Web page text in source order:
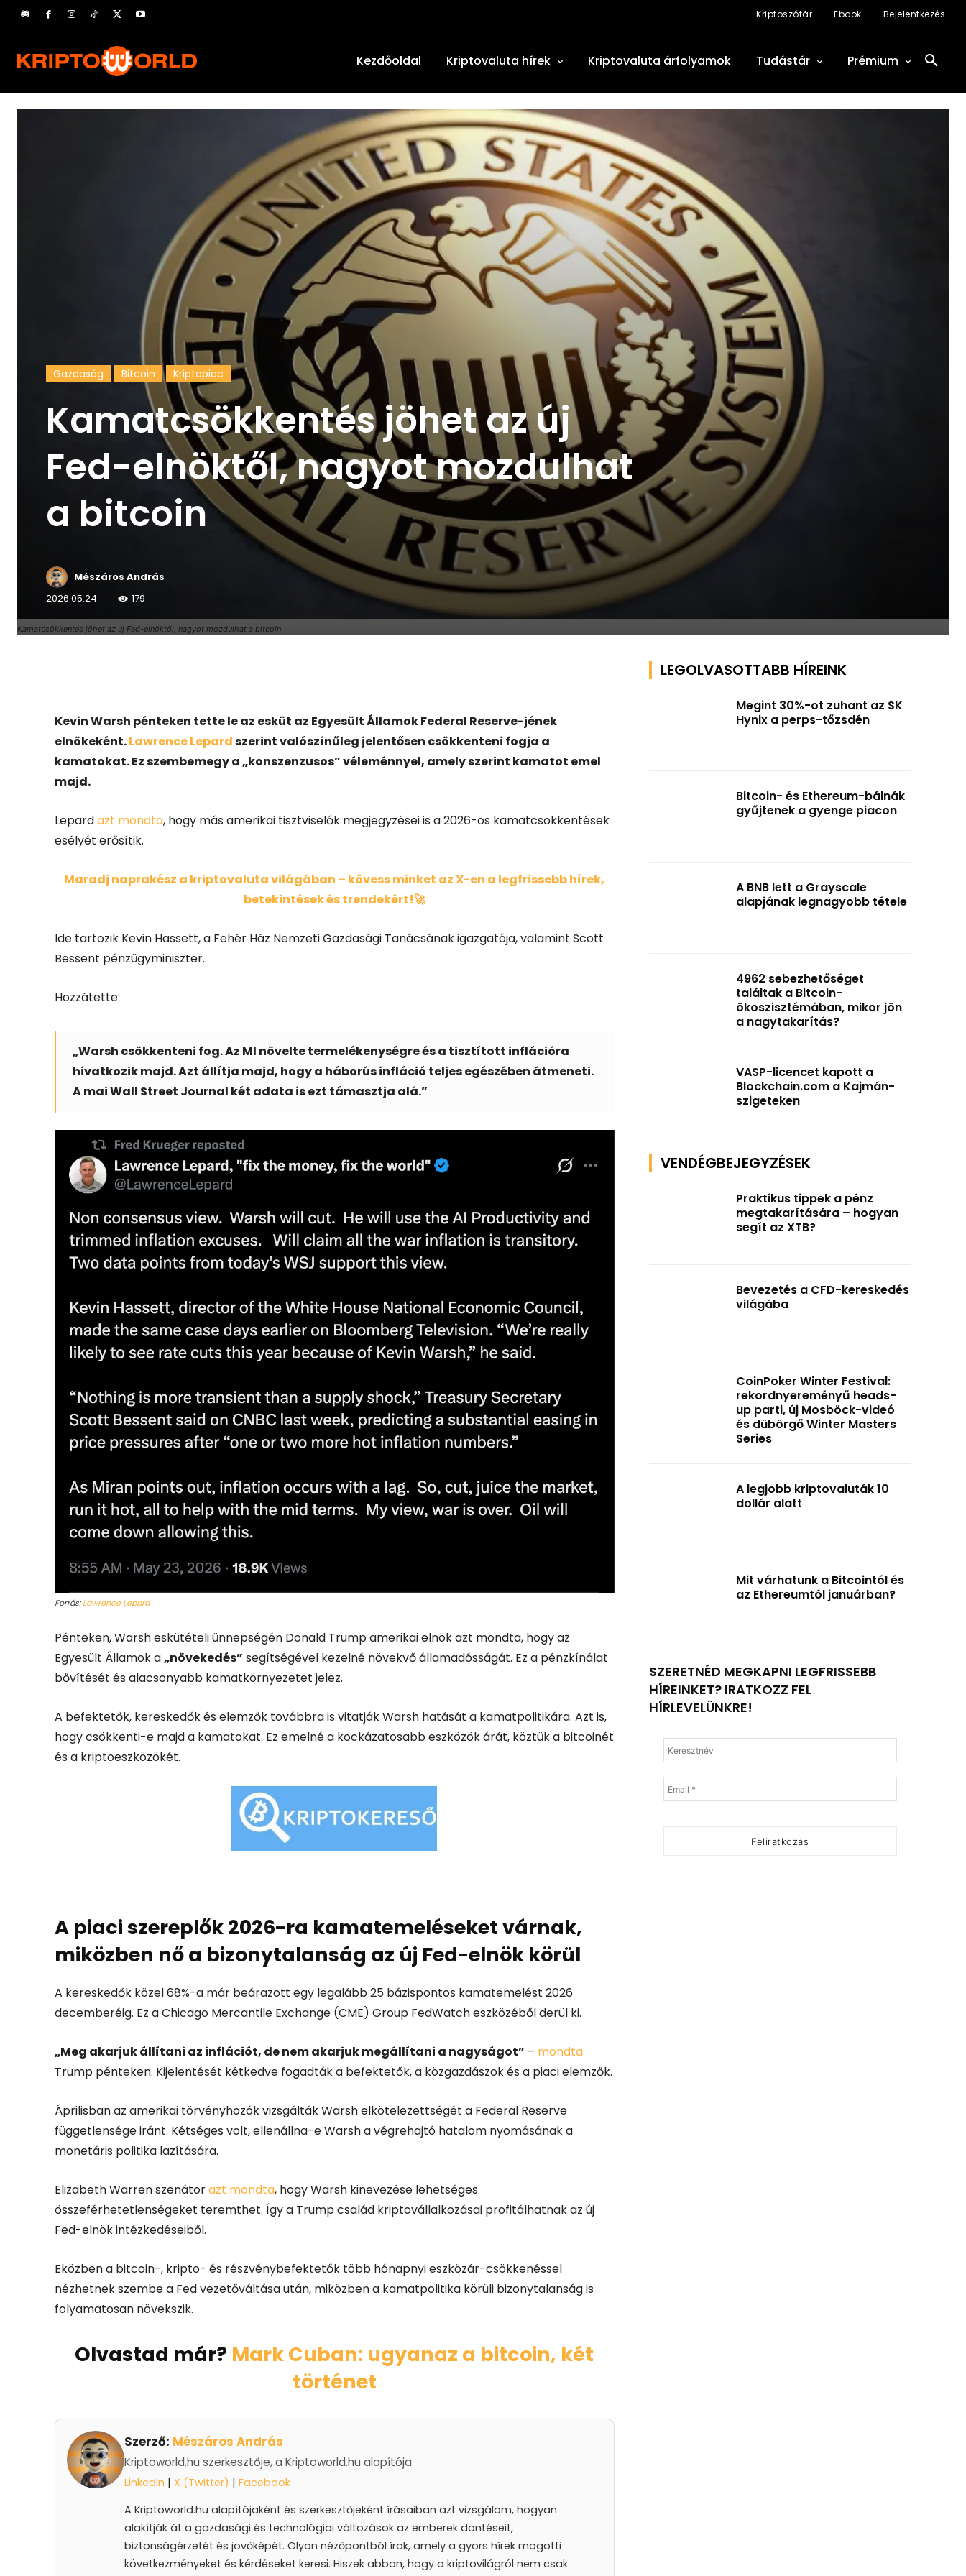
Kriptoszótár Ebook Bejelentkezés
Kezdőoldal Kriptovaluta hírek Kriptovaluta árfolyamok Tudástár Prémium
Kamatcsökkentés jöhet az új Fed-elnöktől, nagyot mozdulhat a bitcoin
Gazdaság Bitcoin Kriptopiac
Kamatcsökkentés jöhet az új
Fed-elnöktől, nagyot mozdulhat
a bitcoin
Mészáros András
2026.05.24.
179
Kevin Warsh pénteken tette le az esküt az Egyesült Államok Federal Reserve-jének
elnökeként.Lawrence Lepardszerint valószínűleg jelentősen csökkenteni fogja a
kamatokat. Ez szembemegy a „konszenzusos” véleménnyel, amely szerint kamatot emel
majd.
Lepardazt mondta, hogy más amerikai tisztviselők megjegyzései is a 2026-os kamatcsökkentések
esélyét erősítik.
Maradj naprakész a kriptovaluta világában – kövess minket az X-en a legfrissebb hírek,
betekintések és trendekért!🚀
Ide tartozik Kevin Hassett, a Fehér Ház Nemzeti Gazdasági Tanácsának igazgatója, valamint Scott
Bessent pénzügyminiszter.
Hozzátette:
„Warsh csökkenteni fog. Az MI növelte termelékenységre és a tisztított inflációra
hivatkozik majd. Azt állítja majd, hogy a háborús infláció teljes egészében átmeneti.
A mai Wall Street Journal két adata is ezt támasztja alá.”
Forrás:Lawrence Lepard
Pénteken, Warsh eskütételi ünnepségén Donald Trump amerikai elnök azt mondta, hogy az
Egyesült Államok a„növekedés” segítségével kezelné növekvő államadósságát. Ez a pénzkínálat
bővítését és alacsonyabb kamatkörnyezetet jelez.
A befektetők, kereskedők és elemzők továbbra is vitatják Warsh hatását a kamatpolitikára. Azt is,
hogy csökkenti-e majd a kamatokat. Ez emelné a kockázatosabb eszközök árát, köztük a bitcoinét
és a kriptoeszközökét.
A piaci szereplők 2026-ra kamatemeléseket várnak,
miközben nő a bizonytalanság az új Fed-elnök körül
A kereskedők közel 68%-a már beárazott egy legalább 25 bázispontos kamatemelést 2026
decemberéig. Ez a Chicago Mercantile Exchange (CME) Group FedWatch eszközéből derül ki.
„Meg akarjuk állítani az inflációt, de nem akarjuk megállítani a nagyságot” – mondta
Trump pénteken. Kijelentését kétkedve fogadták a befektetők, a közgazdászok és a piaci elemzők.
Áprilisban az amerikai törvényhozók vizsgálták Warsh elkötelezettségét a Federal Reserve
függetlensége iránt. Kétséges volt, ellenállna-e Warsh a végrehajtó hatalom nyomásának a
monetáris politika lazítására.
Elizabeth Warren szenátorazt mondta, hogy Warsh kinevezése lehetséges
összeférhetetlenségeket teremthet. Így a Trump család kriptovállalkozásai profitálhatnak az új
Fed-elnök intézkedéseiből.
Eközben a bitcoin-, kripto- és részvénybefektetők több hónapnyi eszközár-csökkenéssel
nézhetnek szembe a Fed vezetőváltása után, miközben a kamatpolitika körüli bizonytalanság is
folyamatosan növekszik.
Olvastad már? Mark Cuban: ugyanaz a bitcoin, két
történet
Szerző: Mészáros András
Kriptoworld.hu szerkesztője, a Kriptoworld.hu alapítója
LinkedIn | X (Twitter) | Facebook
A Kriptoworld.hu alapítójaként és szerkesztőjeként írásaiban azt vizsgálom, hogyan
alakítják át a gazdasági és technológiai változások az emberek döntéseit,
biztonságérzetét és jövőképét. Olyan nézőpontból írok, amely a gyors hírek mögötti
következményeket és kérdéseket keresi. Hiszek abban, hogy a kriptovilágról nem csak
LEGOLVASOTTABB HÍREINK
Megint 30%-ot zuhant az SK
Hynix a perps-tőzsdén
Bitcoin- és Ethereum-bálnák
gyűjtenek a gyenge piacon
A BNB lett a Grayscale
alapjának legnagyobb tétele
4962 sebezhetőséget
találtak a Bitcoin-
ökoszisztémában, mikor jön
a nagytakarítás?
VASP-licencet kapott a
Blockchain.com a Kajmán-
szigeteken
VENDÉGBEJEGYZÉSEK
Praktikus tippek a pénz
megtakarítására – hogyan
segít az XTB?
Bevezetés a CFD-kereskedés
világába
CoinPoker Winter Festival:
rekordnyereményű heads-
up parti, új Mosböck-videó
és dübörgő Winter Masters
Series
A legjobb kriptovaluták 10
dollár alatt
Mit várhatunk a Bitcointól és
az Ethereumtól januárban?
SZERETNÉD MEGKAPNI LEGFRISSEBB
HÍREINKET? IRATKOZZ FEL
HÍRLEVELÜNKRE!